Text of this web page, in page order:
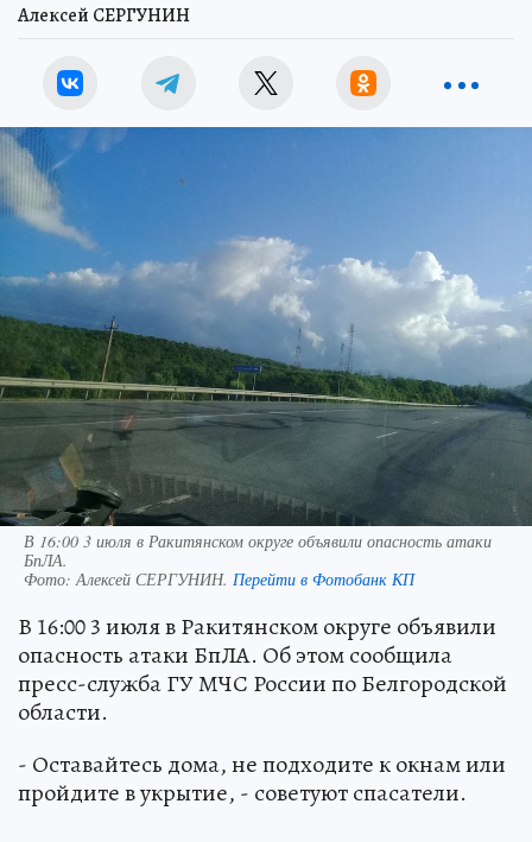
Алексей СЕРГУНИН
В 16:00 3 июля в Ракитянском округе объявили опасность атаки
БпЛА.
Фото:Алексей СЕРГУНИН. Перейти в Фотобанк КП
В 16:00 3 июля в Ракитянском округе объявили
опасность атаки БпЛА. Об этом сообщила
пресс-служба ГУ МЧС России по Белгородской
области.
- Оставайтесь дома, не подходите к окнам или
пройдите в укрытие, - советуют спасатели.